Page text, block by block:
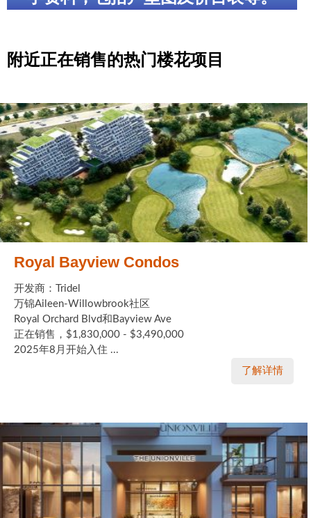
附近正在销售的热门楼花项目
Royal Bayview Condos
开发商：Tridel
万锦Aileen-Willowbrook社区
Royal Orchard Blvd和Bayview Ave
正在销售，$1,830,000 - $3,490,000
2025年8月开始入住 ...
了解详情